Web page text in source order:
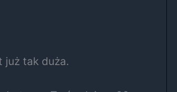
już tak duża.